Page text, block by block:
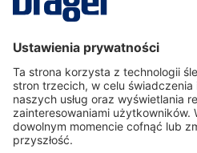
Serwisowa linia hotline
O nas
Korzystanie ze sklepu